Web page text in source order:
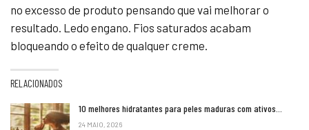
no excesso de produto pensando que vai melhorar o
resultado. Ledo engano. Fios saturados acabam
bloqueando o efeito de qualquer creme.
RELACIONADOS
10 melhores hidratantes para peles maduras com ativos…
24 MAIO, 2026